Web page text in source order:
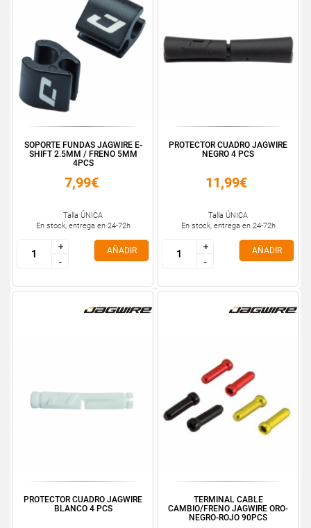
SOPORTE FUNDAS JAGWIRE E-
SHIFT 2.5MM / FRENO 5MM
4PCS
7,99€
Talla ÚNICA
En stock, entrega en 24-72h
+
-
+
-
AÑADIR
PROTECTOR CUADRO JAGWIRE
NEGRO 4 PCS
11,99€
Talla ÚNICA
En stock, entrega en 24-72h
+
-
+
-
AÑADIR
PROTECTOR CUADRO JAGWIRE
BLANCO 4 PCS
TERMINAL CABLE
CAMBIO/FRENO JAGWIRE ORO-
NEGRO-ROJO 90PCS